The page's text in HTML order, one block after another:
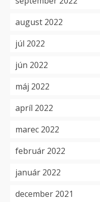
august 2022
júl 2022
jún 2022
máj 2022
apríl 2022
marec 2022
február 2022
január 2022
december 2021